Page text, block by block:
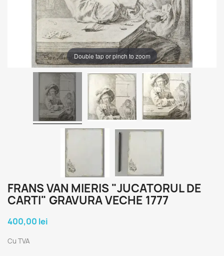
Double tap or pinch to zoom
FRANS VAN MIERIS "JUCATORUL DE
CARTI" GRAVURA VECHE 1777
400,00 lei
Cu TVA